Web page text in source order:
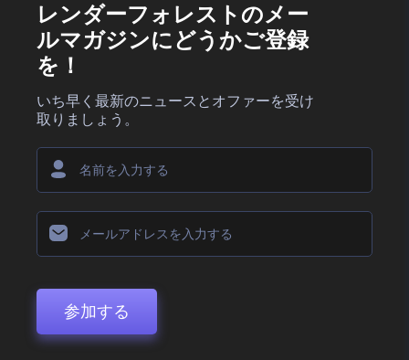
レンダーフォレストのメー
ルマガジンにどうかご登録
を！
いち早く最新のニュースとオファーを受け
取りましょう。
参加する